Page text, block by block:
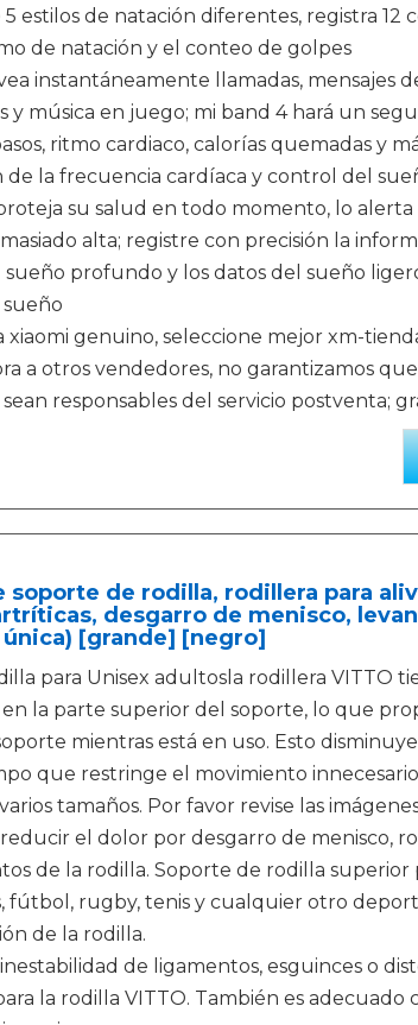
estilos de natación diferentes, registra 12
de natación y el conteo de golpes
instantáneamente llamadas, mensajes
y música en juego; mi band 4 hará un
ritmo cardiaco, calorías quemadas y
de la frecuencia cardíaca y control del
su salud en todo momento, lo
alta; registre con precisión la
sueño profundo y los datos del sueño
sueño
xiaomi genuino, seleccione mejor xm-
a otros vendedores, no garantizamos
responsables del servicio postventa;
soporte de rodilla, rodillera para
desgarro de menisco,
[grande] [negro]
para Unisex adultosla rodillera VITTO
la parte superior del soporte, lo que
mientras está en uso. Esto
que restringe el movimiento
tamaños. Por favor revise las
el dolor por desgarro de menisco,
de la rodilla. Soporte de rodilla superior
fútbol, rugby, tenis y cualquier otro
de la rodilla.
de ligamentos, esguinces o
la rodilla VITTO. También es adecuado